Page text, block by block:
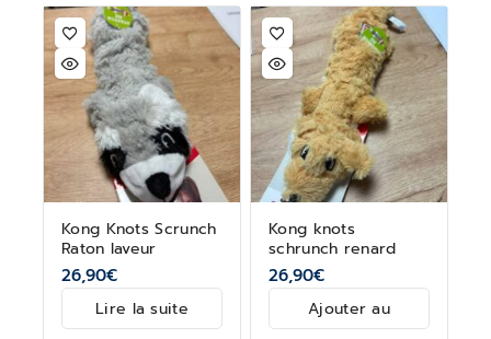
​Kong Knots Scrunch
Raton laveur
26,90€
Lire la suite
Kong knots
schrunch renard
26,90€
Ajouter au